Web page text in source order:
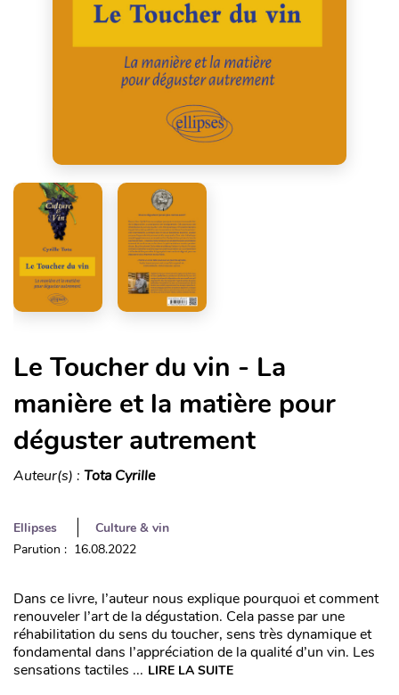
Le Toucher du vin - La
manière et la matière pour
déguster autrement
Auteur(s) : Tota Cyrille
Ellipses
Culture & vin
Parution : 16.08.2022
Dans ce livre, l’auteur nous explique pourquoi et comment
renouveler l’art de la dégustation. Cela passe par une
réhabilitation du sens du toucher, sens très dynamique et
fondamental dans l’appréciation de la qualité d’un vin. Les
sensations tactiles ... LIRE LA SUITE